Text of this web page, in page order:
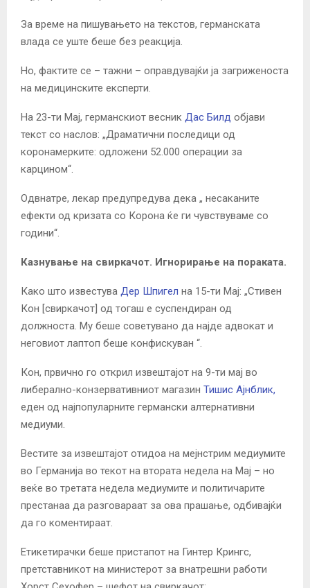
За време на пишувањето на текстов, германската
влада се уште беше без реакција.
Но, фактите се – тажни – оправдувајќи ја загриженоста
на медицинските експерти.
На 23-ти Мај, германскиот весник Дас Билд објави
текст со наслов: „Драматични последици од
коронамерките: одложени 52.000 операции за
карцином“.
Одвнатре, лекар предупредува дека „ несаканите
ефекти од кризата со Корона ќе ги чувствуваме со
години“.
Казнување на свиркачот. Игнорирање на пораката.
Како што известува Дер Шпигел на 15-ти Мај: „Стивен
Кон [свиркачот] од тогаш е суспендиран од
должноста. Му беше советувано да најде адвокат и
неговиот лаптоп беше конфискуван “.
Кон, првично го открил извештајот на 9-ти мај во
либерално-конзервативниот магазин Тишис Ајнблик,
еден од најпопуларните германски алтернативни
медиуми.
Вестите за извештајот отидоа на мејнстрим медиумите
во Германија во текот на втората недела на Мај – но
веќе во третата недела медиумите и политичарите
престанаа да разговараат за ова прашање, одбивајќи
да го коментираат.
Етикетирачки беше пристапот на Гинтер Крингс,
претставникот на министерот за внатрешни работи